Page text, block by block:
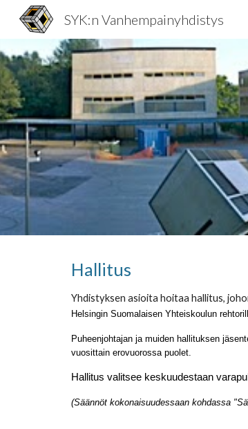
SYK:n Vanhempainyhdistys
Hallitus
Yhdistyksen asioita hoitaa hallitus,
Helsingin Suomalaisen Yhteiskoulun
Puheenjohtajan ja muiden hallituksen
vuosittain erovuorossa puolet.
Hallitus valitsee keskuudestaan
(Säännöt kokonaisuudessaan kohdassa